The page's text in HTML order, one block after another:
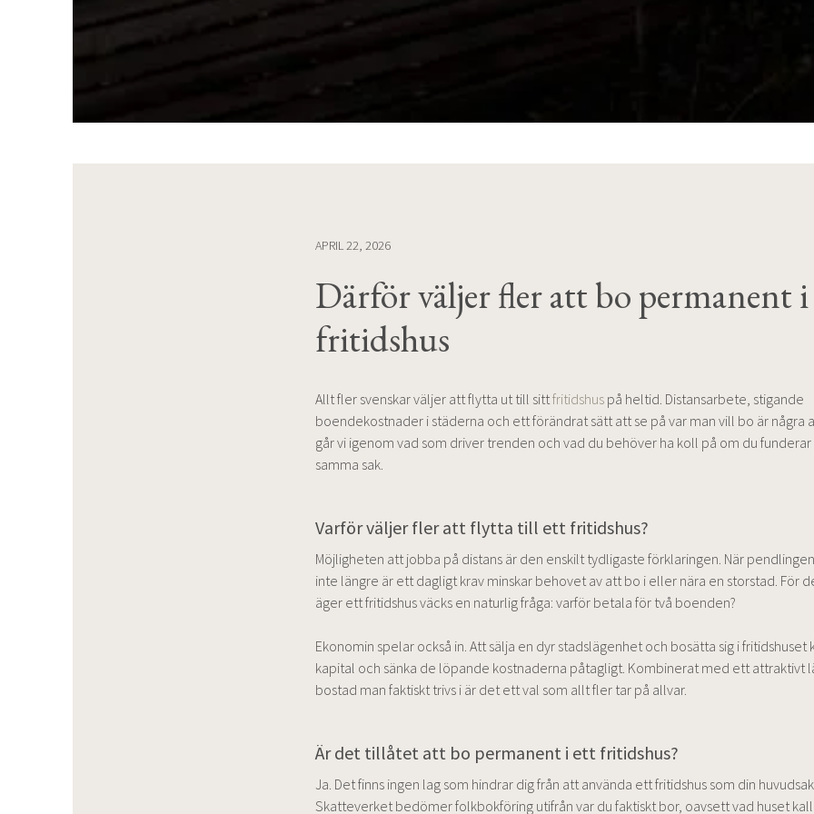
APRIL 22, 2026
Därför väljer fler att bo permanent
fritidshus
Allt fler svenskar väljer att flytta ut till sittfritidshus på heltid. Distansarbete, stigande
boendekostnader i städerna och ett förändrat sätt att se på var man vill bo är några
går vi igenom vad som driver trenden och vad du behöver ha koll på om du
samma sak.
Varför väljer fler att flytta till ett fritidshus?
Möjligheten att jobba på distans är den enskilt tydligaste förklaringen. När
inte längre är ett dagligt krav minskar behovet av att bo i eller nära en storstad. För
äger ett fritidshus väcks en naturlig fråga: varför betala för två boenden?
Ekonomin spelar också in. Att sälja en dyr stadslägenhet och bosätta sig i fritidshuset
kapital och sänka de löpande kostnaderna påtagligt. Kombinerat med ett attraktivt
bostad man faktiskt trivs i är det ett val som allt fler tar på allvar.
Är det tillåtet att bo permanent i ett fritidshus?
Ja. Det finns ingen lag som hindrar dig från att använda ett fritidshus som din
Skatteverket bedömer folkbokföring utifrån var du faktiskt bor, oavsett vad huset